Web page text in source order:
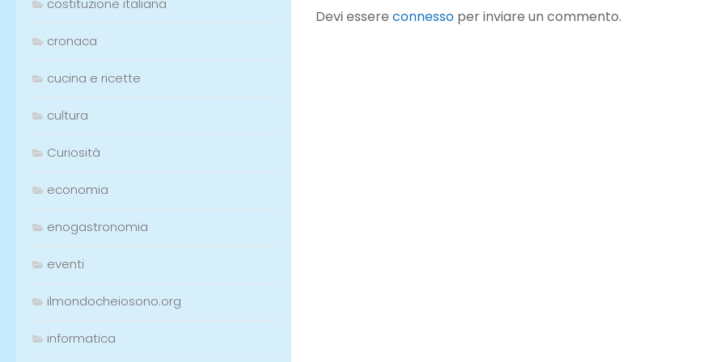
costituzione italiana
cronaca
cucina e ricette
cultura
Curiosità
economia
enogastronomia
eventi
ilmondocheiosono.org
informatica